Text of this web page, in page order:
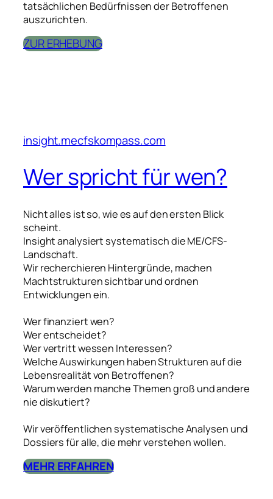
tatsächlichen Bedürfnissen der Betroffenen
auszurichten.
ZUR ERHEBUNG
insight.mecfskompass.com
Wer spricht für wen?
Nicht alles ist so, wie es auf den ersten Blick
scheint.
Insight analysiert systematisch die ME/CFS-
Landschaft.
Wir recherchieren Hintergründe, machen
Machtstrukturen sichtbar und ordnen
Entwicklungen ein.
Wer finanziert wen?
Wer entscheidet?
Wer vertritt wessen Interessen?
Welche Auswirkungen haben Strukturen auf die
Lebensrealität von Betroffenen?
Warum werden manche Themen groß und andere
nie diskutiert?
Wir veröffentlichen systematische Analysen und
Dossiers für alle, die mehr verstehen wollen.
MEHR ERFAHREN